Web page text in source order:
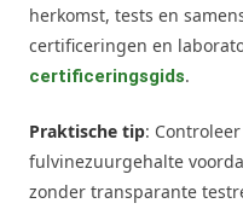
herkomst, tests en
certificeringen en
certificeringsgids.
Praktische tip:
fulvinezuurgehalte
zonder transparante